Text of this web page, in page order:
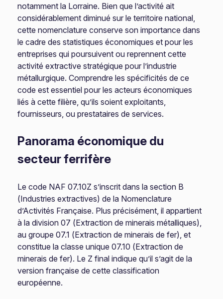
notamment la Lorraine. Bien que l’activité ait
considérablement diminué sur le territoire national,
cette nomenclature conserve son importance dans
le cadre des statistiques économiques et pour les
entreprises qui poursuivent ou reprennent cette
activité extractive stratégique pour l’industrie
métallurgique. Comprendre les spécificités de ce
code est essentiel pour les acteurs économiques
liés à cette filière, qu’ils soient exploitants,
fournisseurs, ou prestataires de services.
Panorama économique du
secteur ferrifère
Le code NAF 07.10Z s’inscrit dans la section B
(Industries extractives) de la Nomenclature
d’Activités Française. Plus précisément, il appartient
à la division 07 (Extraction de minerais métalliques),
au groupe 07.1 (Extraction de minerais de fer), et
constitue la classe unique 07.10 (Extraction de
minerais de fer). Le Z final indique qu’il s’agit de la
version française de cette classification
européenne.